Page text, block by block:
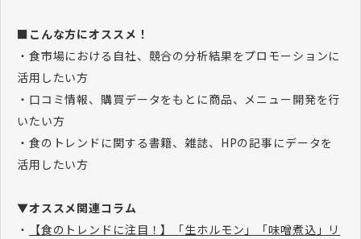
■こんな方にオススメ！
・食市場における自社、競合の分析結果をプロモーションに
活用したい方
・口コミ情報、購買データをもとに商品、メニュー開発を行
いたい方
・食のトレンドに関する書籍、雑誌、HPの記事にデータを
活用したい方
▼オススメ関連コラム
・
【食のトレンドに注目！】「生ホルモン」「味噌煮込」リ